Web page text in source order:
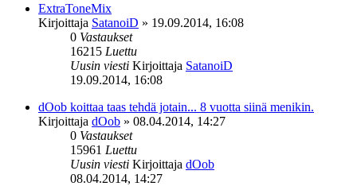
ExtraToneMix
Kirjoittaja SatanoiD » 19.09.2014, 16:08
0 Vastaukset
16215 Luettu
Uusin viesti Kirjoittaja SatanoiD
19.09.2014, 16:08
dOob koittaa taas tehdä jotain... 8 vuotta siinä menikin.
Kirjoittaja dOob » 08.04.2014, 14:27
0 Vastaukset
15961 Luettu
Uusin viesti Kirjoittaja dOob
08.04.2014, 14:27